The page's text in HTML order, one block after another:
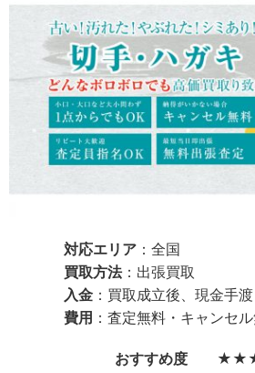
対応エリア ：全国
買取方法：出張買取
入金 ：買取成立後、現金手
費用 ：査定無料・キャンセ
おすすめ度